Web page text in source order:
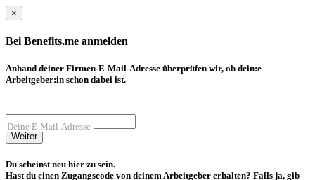
×
Bei Benefits.me anmelden
Anhand deiner Firmen-E-Mail-Adresse überprüfen wir, ob dein:e
Arbeitgeber:in schon dabei ist.
Deine E-Mail-Adresse
Weiter
Du scheinst neu hier zu sein.
Hast du einen Zugangscode von deinem Arbeitgeber erhalten? Falls ja, gib